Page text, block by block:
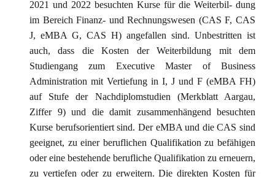
2021 und 2022 besuchten Kurse für die Weiterbil- dung
im Bereich Finanz- und Rechnungswesen (CAS F, CAS
J, eMBA G, CAS H) angefallen sind. Unbestritten ist
auch, dass die Kosten der Weiterbildung mit dem
Studiengang zum Executive Master of Business
Administration mit Vertiefung in I, J und F (eMBA FH)
auf Stufe der Nachdiplomstudien (Merkblatt Aargau,
Ziffer 9) und die damit zusammenhängend besuchten
Kurse berufsorientiert sind. Der eMBA und die CAS sind
geeignet, zu einer beruflichen Qualifikation zu befähigen
oder eine bestehende berufliche Qualifikation zu erneuern,
zu vertiefen oder zu erweitern. Die direkten Kosten für